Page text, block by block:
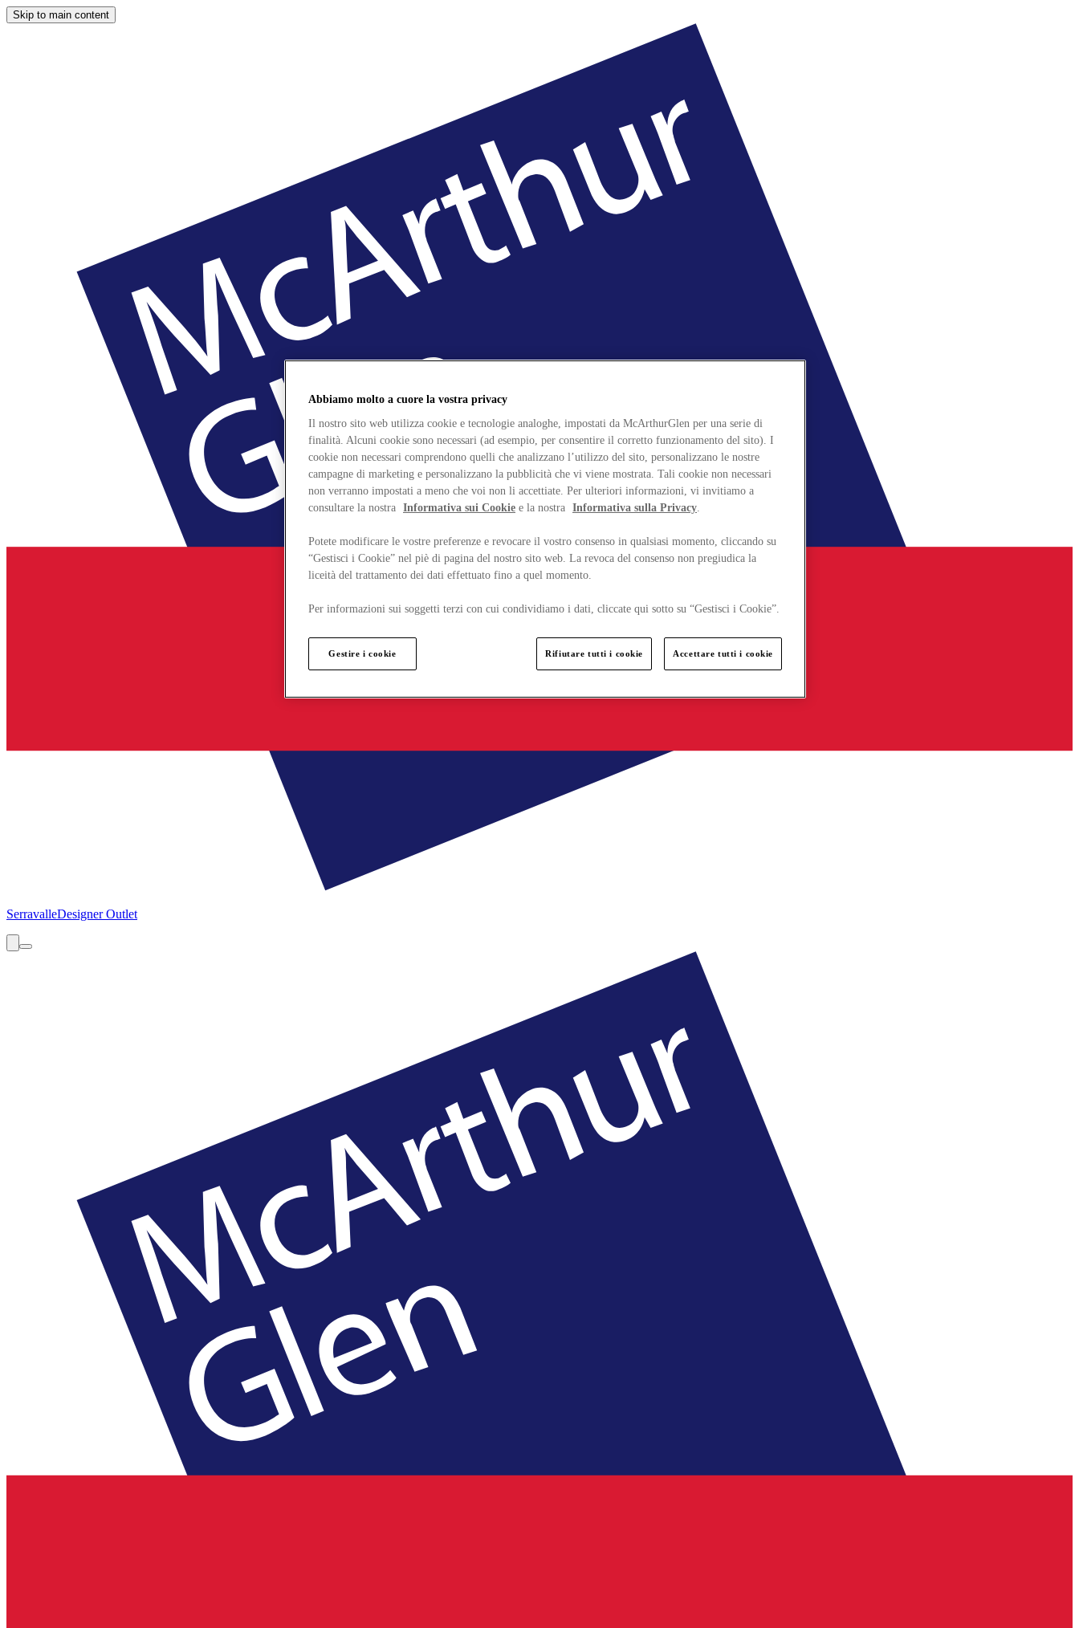
Skip to main content
SerravalleDesigner Outlet
Abbiamo molto a cuore la vostra privacy
Il nostro sito web utilizza cookie e tecnologie analoghe, impostati da McArthurGlen per una serie di
finalità. Alcuni cookie sono necessari (ad esempio, per consentire il corretto funzionamento del sito). I
cookie non necessari comprendono quelli che analizzano l’utilizzo del sito, personalizzano le nostre
campagne di marketing e personalizzano la pubblicità che vi viene mostrata. Tali cookie non necessari
non verranno impostati a meno che voi non li accettiate. Per ulteriori informazioni, vi invitiamo a
consultare la nostra Informativa sui Cookie e la nostra Informativa sulla Privacy.
Potete modificare le vostre preferenze e revocare il vostro consenso in qualsiasi momento, cliccando su
“Gestisci i Cookie” nel piè di pagina del nostro sito web. La revoca del consenso non pregiudica la
liceità del trattamento dei dati effettuato fino a quel momento.
Per informazioni sui soggetti terzi con cui condividiamo i dati, cliccate qui sotto su “Gestisci i Cookie”.
Gestire i cookie Rifiutare tutti i cookie Accettare tutti i cookie